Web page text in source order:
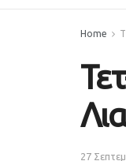
Home
27